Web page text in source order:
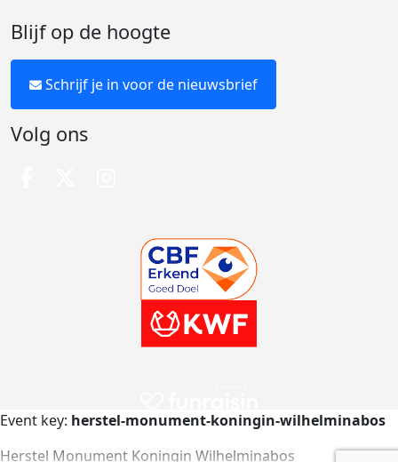
Blijf op de hoogte
Schrijf je in voor de nieuwsbrief
Volg ons
Event key: herstel-monument-koningin-wilhelminabos
Herstel Monument Koningin Wilhelminabos